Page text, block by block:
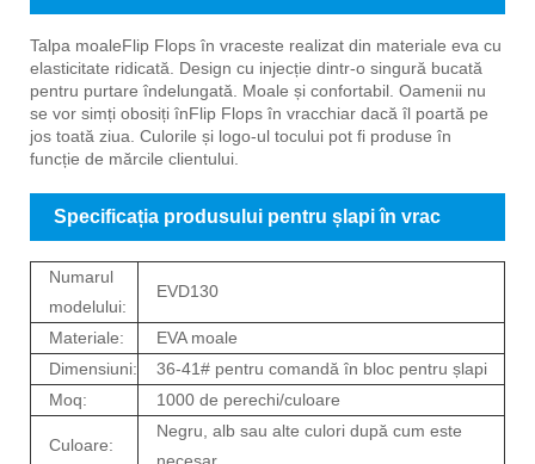
Introducerea produsului Flip Flops în vrac
Talpa moaleFlip Flops în vraceste realizat din materiale eva cu
elasticitate ridicată. Design cu injecție dintr-o singură bucată
pentru purtare îndelungată. Moale și confortabil. Oamenii nu
se vor simți obosiți înFlip Flops în vracchiar dacă îl poartă pe
jos toată ziua. Culorile și logo-ul tocului pot fi produse în
funcție de mărcile clientului.
Specificația produsului pentru șlapi în vrac
Numarul
modelului:
EVD130
Materiale:
EVA moale
Dimensiuni:
36-41# pentru comandă în bloc pentru șlapi
Moq:
1000 de perechi/culoare
Culoare:
Negru, alb sau alte culori după cum este
necesar.